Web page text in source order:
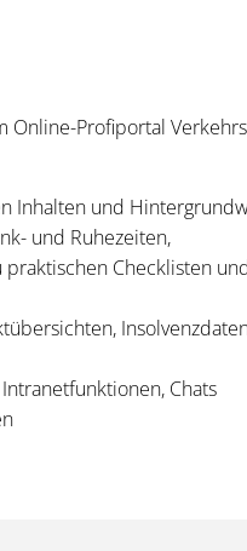
Online-Profiportal
Inhalten und
und Ruhezeiten,
Checklisten
Chats